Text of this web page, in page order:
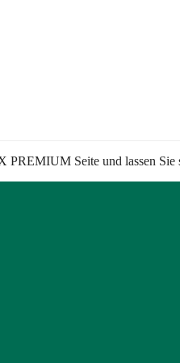
Seite und lassen